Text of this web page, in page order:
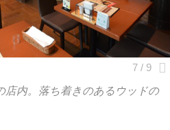
内。落ち着きのあるウッドの